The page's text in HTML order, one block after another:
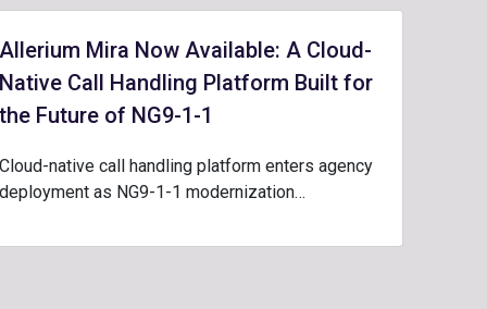
Allerium Mira Now Available: A Cloud-
Native Call Handling Platform Built for
the Future of NG9-1-1
Cloud-native call handling platform enters agency
deployment as NG9-1-1 modernization…